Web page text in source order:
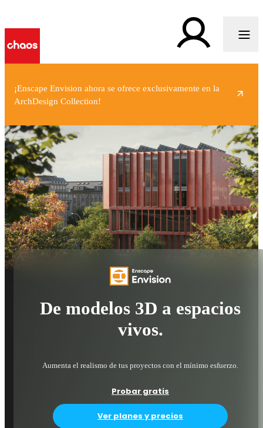
¡Enscape Envision ahora se ofrece exclusivamente en la
ArchDesign Collection!
De modelos 3D a espacios
vivos.
Aumenta el realismo de tus proyectos con el mínimo esfuerzo.
Probar gratis
Ver planes y precios